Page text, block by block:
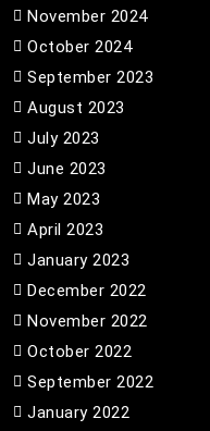
November 2024
October 2024
September 2023
August 2023
July 2023
June 2023
May 2023
April 2023
January 2023
December 2022
November 2022
October 2022
September 2022
January 2022